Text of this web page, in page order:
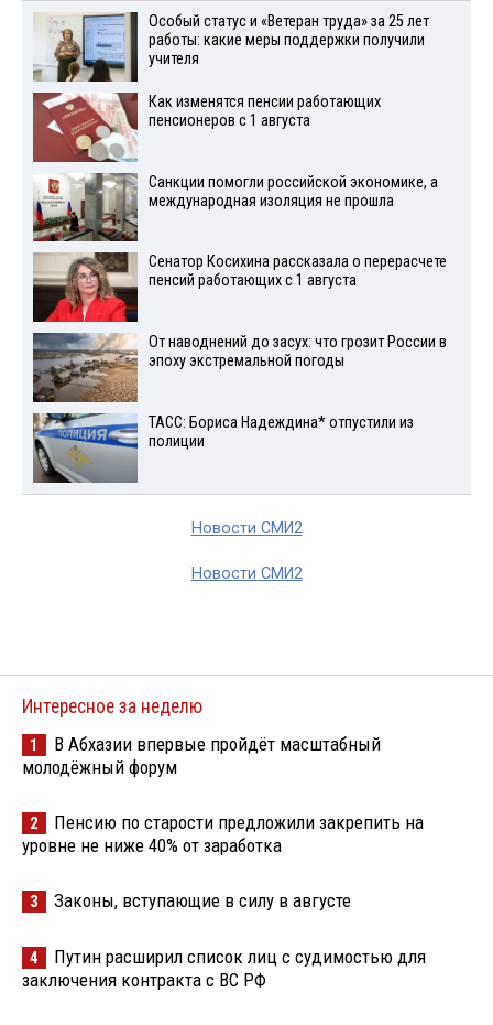
Особый статус и «Ветеран труда» за 25 лет
работы: какие меры поддержки получили
учителя
Как изменятся пенсии работающих
пенсионеров с 1 августа
Санкции помогли российской экономике, а
международная изоляция не прошла
Сенатор Косихина рассказала о перерасчете
пенсий работающих с 1 августа
От наводнений до засух: что грозит России в
эпоху экстремальной погоды
ТАСС: Бориса Надеждина* отпустили из
полиции
Новости СМИ2
Новости СМИ2
Интересное за неделю
1
В Абхазии впервые пройдёт масштабный
молодёжный форум
2
Пенсию по старости предложили закрепить на
уровне не ниже 40% от заработка
3 Законы, вступающие в силу в августе
4
Путин расширил список лиц с судимостью для
заключения контракта с ВС РФ